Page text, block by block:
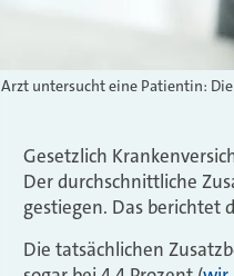
Arzt untersucht eine Patientin:
Gesetzlich
Der durchschnittliche
gestiegen. Das berichtet
Die tatsächlichen